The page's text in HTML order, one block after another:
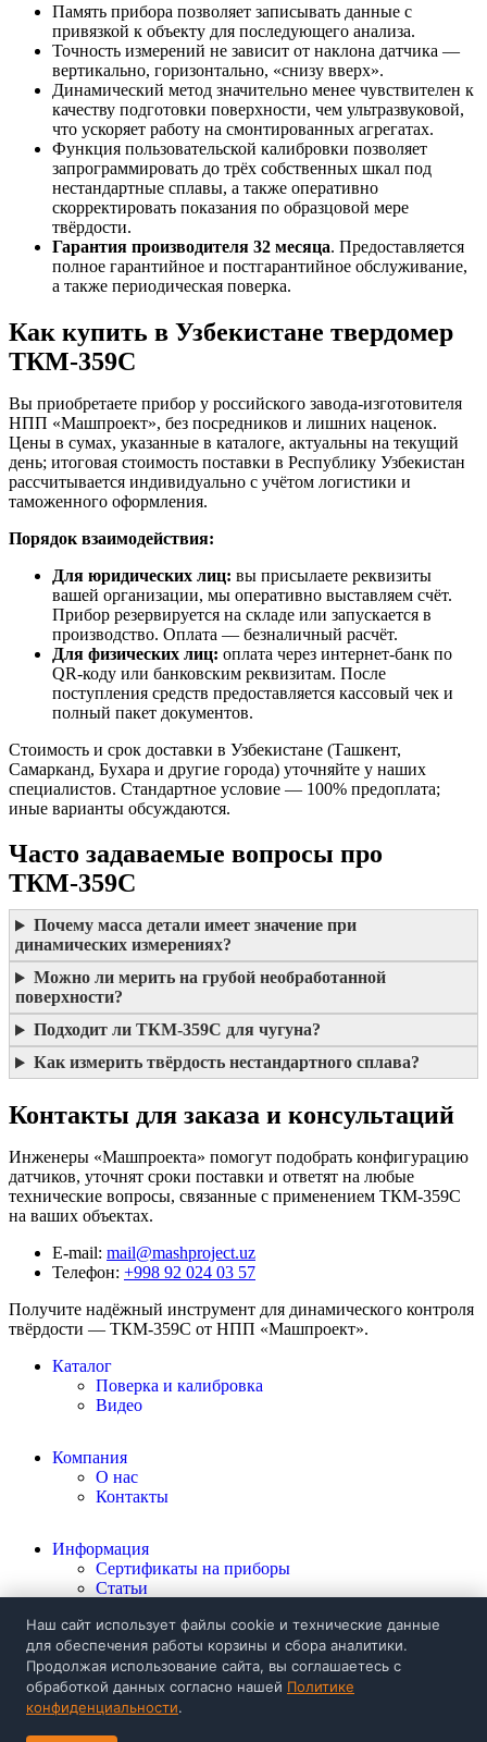
Память прибора позволяет записывать данные с
привязкой к объекту для последующего анализа.
Точность измерений не зависит от наклона датчика —
вертикально, горизонтально, «снизу вверх».
Динамический метод значительно менее чувствителен к
качеству подготовки поверхности, чем ультразвуковой,
что ускоряет работу на смонтированных агрегатах.
Функция пользовательской калибровки позволяет
запрограммировать до трёх собственных шкал под
нестандартные сплавы, а также оперативно
скорректировать показания по образцовой мере
твёрдости.
Гарантия производителя 32 месяца. Предоставляется
полное гарантийное и постгарантийное обслуживание,
а также периодическая поверка.
Как купить в Узбекистане твердомер
ТКМ-359С
Вы приобретаете прибор у российского завода-изготовителя
НПП «Машпроект», без посредников и лишних наценок.
Цены в сумах, указанные в каталоге, актуальны на текущий
день; итоговая стоимость поставки в Республику Узбекистан
рассчитывается индивидуально с учётом логистики и
таможенного оформления.
Порядок взаимодействия:
Для юридических лиц: вы присылаете реквизиты
вашей организации, мы оперативно выставляем счёт.
Прибор резервируется на складе или запускается в
производство. Оплата — безналичный расчёт.
Для физических лиц: оплата через интернет-банк по
QR-коду или банковским реквизитам. После
поступления средств предоставляется кассовый чек и
полный пакет документов.
Стоимость и срок доставки в Узбекистане (Ташкент,
Самарканд, Бухара и другие города) уточняйте у наших
специалистов. Стандартное условие — 100% предоплата;
иные варианты обсуждаются.
Часто задаваемые вопросы про
ТКМ-359С
Почему масса детали имеет значение при
динамических измерениях?
Можно ли мерить на грубой необработанной
поверхности?
Подходит ли ТКМ-359С для чугуна?
Как измерить твёрдость нестандартного сплава?
Контакты для заказа и консультаций
Инженеры «Машпроекта» помогут подобрать конфигурацию
датчиков, уточнят сроки поставки и ответят на любые
технические вопросы, связанные с применением ТКМ-359С
на ваших объектах.
E-mail: mail@mashproject.uz
Телефон: +998 92 024 03 57
Получите надёжный инструмент для динамического контроля
твёрдости — ТКМ-359С от НПП «Машпроект».
Каталог
Поверка и калибровка
Видео
Компания
О нас
Контакты
Информация
Сертификаты на приборы
Статьи
+998 92 024 03 57
Заказать звонок
mail@mashproject.uz
ул. Нукус 85а,
Наш сайт использует файлы cookie и технические данные
для обеспечения работы корзины и сбора аналитики.
Продолжая использование сайта, вы соглашаетесь с
обработкой данных согласно нашей Политике
конфиденциальности.